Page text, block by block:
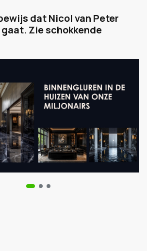
dat Nicol van Peter
Zie schokkende